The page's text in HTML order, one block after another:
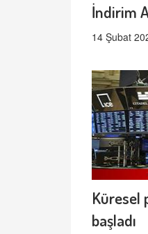
İndirim
14 Şubat
Küresel
başladı